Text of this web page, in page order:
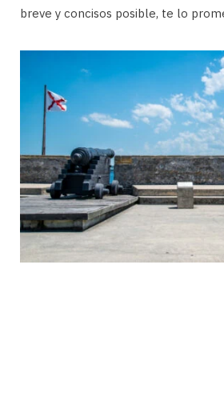
breve y concisos posible, te lo